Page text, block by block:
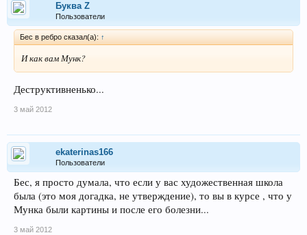
Буква Z
Пользователи
Бес в ребро сказал(а): ↑
И как вам Мунк?
Деструктивненько...
3 май 2012
ekaterinas166
Пользователи
Бес, я просто думала, что если у вас художественная школа
была (это моя догадка, не утверждение), то вы в курсе , что у
Мунка были картины и после его болезни...
3 май 2012